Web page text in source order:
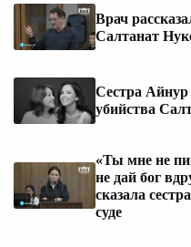
Врач
Салтанат
Сестра Айнур
убийства
«Ты мне не
не дай бог
сказала
суде